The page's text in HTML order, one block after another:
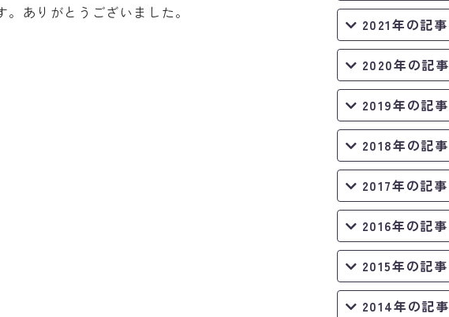
ありがとうございました。
2021年の記事
2020年の記事
2019年の記事
2018年の記事
2017年の記事
2016年の記事
2015年の記事
2014年の記事